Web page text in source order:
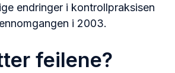
endringer i kontrollpraksisen
i 2003.
feilene?